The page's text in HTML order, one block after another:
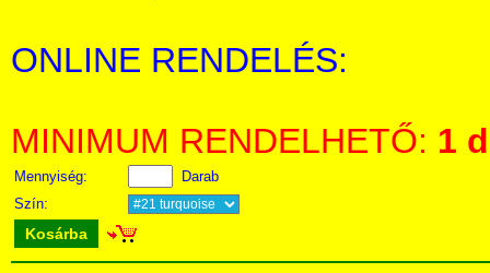
ONLINE RENDELÉS:
MINIMUM RENDELHETŐ: 1
Mennyiség:
Darab
Szín:
Kosárba